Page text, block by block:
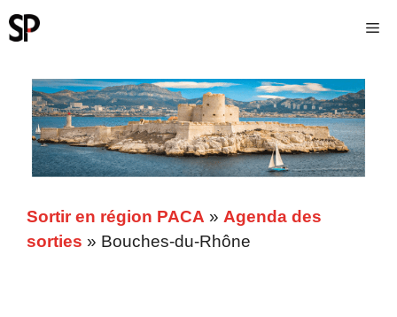
Sortir en région PACA » Agenda des
sorties » Bouches-du-Rhône